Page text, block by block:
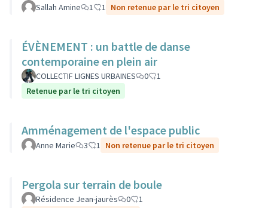
Sallah Amine 1 1 Non retenue par le tri citoyen
ÉVÈNEMENT : un battle de danse
contemporaine en plein air
COLLECTIF LIGNES URBAINES 0
1
Retenue par le tri citoyen
Amménagement de l'espace public
Anne Marie 3 1 Non retenue par le tri citoyen
Pergola sur terrain de boule
Résidence Jean-jaurès 0
1